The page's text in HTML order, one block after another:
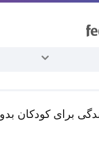
برای کودکان